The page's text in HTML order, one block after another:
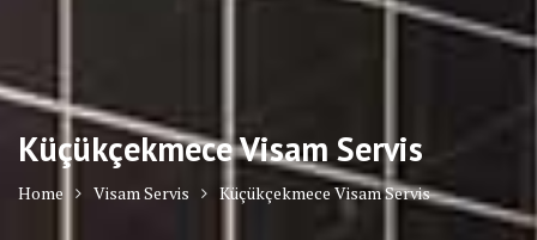
Küçükçekmece Visam Servis
Home Visam Servis Küçükçekmece Visam Servis